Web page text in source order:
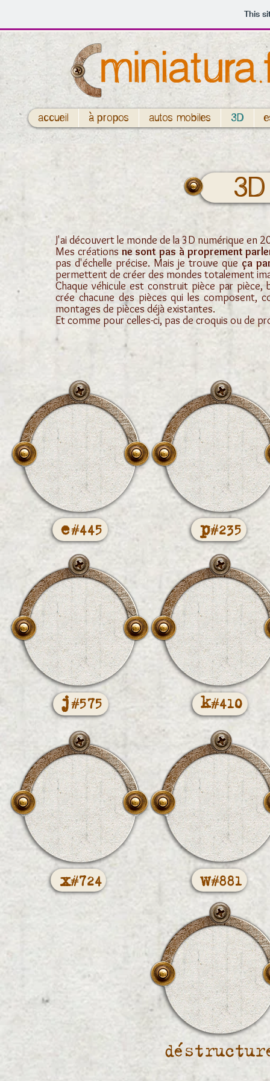
This
accueil à propos autos-mobiles 3D
J'ai découvert le monde de la 3D numérique en
Mes créations ne sont pas à proprement
pas d'échelle précise. Mais je trouve que ça
permettent de créer des mondes totalement
Chaque véhicule est construit pièce par
crée chacune des pièces qui les composent,
montages de pièces déjà existantes.
Et comme pour celles-ci, pas de croquis ou de
e#445 p#235
j#575 k#410
x#724 w#881